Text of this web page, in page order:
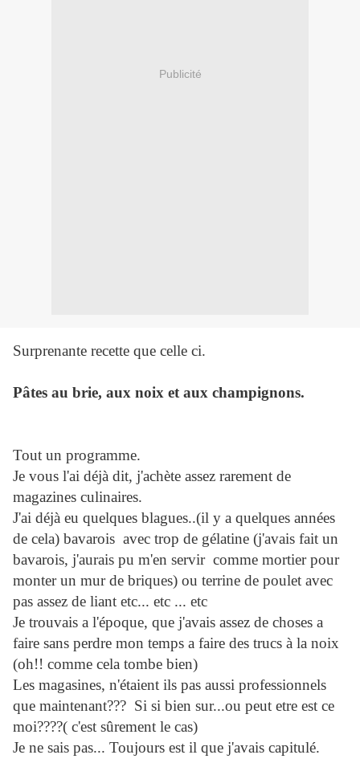
Publicité
Surprenante recette que celle ci.
Pâtes au brie, aux noix et aux champignons.
Tout un programme.
Je vous l'ai déjà dit, j'achète assez rarement de
magazines culinaires.
J'ai déjà eu quelques blagues..(il y a quelques années
de cela) bavarois avec trop de gélatine (j'avais fait un
bavarois, j'aurais pu m'en servir comme mortier pour
monter un mur de briques) ou terrine de poulet avec
pas assez de liant etc... etc ... etc
Je trouvais a l'époque, que j'avais assez de choses a
faire sans perdre mon temps a faire des trucs à la noix
(oh!! comme cela tombe bien)
Les magasines, n'étaient ils pas aussi professionnels
que maintenant??? Si si bien sur...ou peut etre est ce
moi????( c'est sûrement le cas)
Je ne sais pas... Toujours est il que j'avais capitulé.